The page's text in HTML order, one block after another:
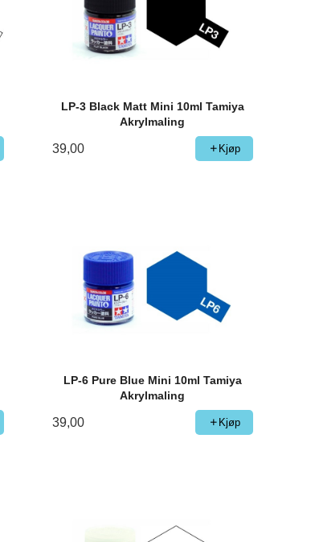
LP-3 Black Matt Mini 10ml Tamiya
Akrylmaling
39,00 Kjøp
LP-6 Pure Blue Mini 10ml Tamiya
Akrylmaling
39,00 Kjøp